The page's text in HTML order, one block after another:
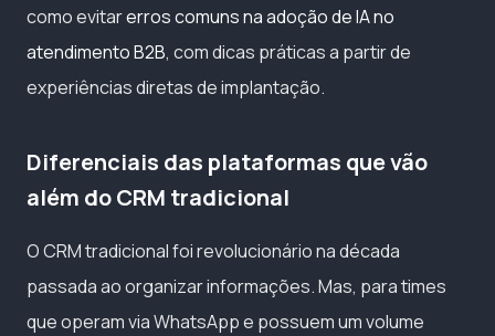
como evitarerros comuns na adoção de IA no
atendimento B2B, com dicas práticas a partir de
experiências diretas de implantação.
Diferenciais das plataformas que vão
além do CRM tradicional
O CRM tradicional foi revolucionário na década
passada ao organizar informações. Mas, para times
que operam via WhatsApp e possuem um volume